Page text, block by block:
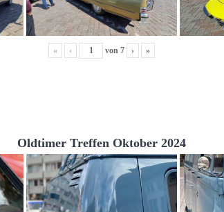
« ‹ von 7 › »
Oldtimer Treffen Oktober 2024